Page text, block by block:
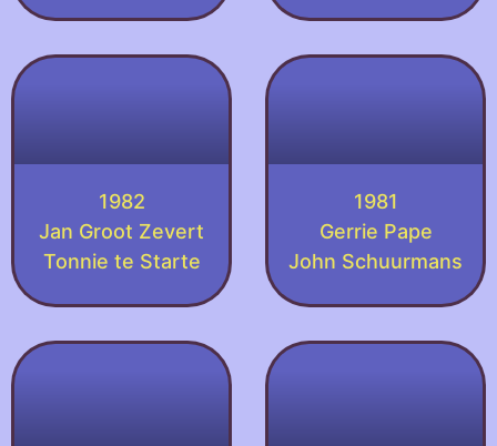
1982
Jan Groot Zevert
Tonnie te Starte
1981
Gerrie Pape
John Schuurmans